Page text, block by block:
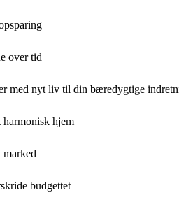
over tid
med nyt liv til din bæredygtige
harmonisk hjem
budgettet